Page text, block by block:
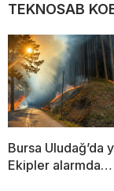
TEKNOSAB
Bursa Uludağ’da
Ekipler alarmda…